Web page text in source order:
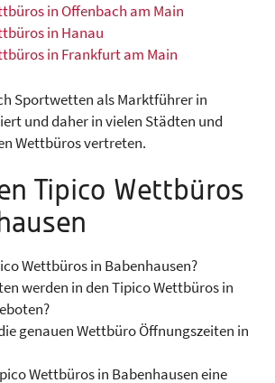
in Offenbach am Main
in Hanau
in Frankfurt am Main
Sportwetten als Marktführer in
und daher in vielen Städten und
Wettbüros vertreten.
Tipico Wettbüros
Wettbüros in Babenhausen?
werden in den Tipico Wettbüros in
genauen Wettbüro Öffnungszeiten in
Wettbüros in Babenhausen eine